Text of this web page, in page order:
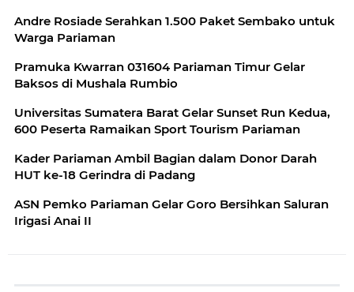
Andre Rosiade Serahkan 1.500 Paket Sembako untuk
Warga Pariaman
Pramuka Kwarran 031604 Pariaman Timur Gelar
Baksos di Mushala Rumbio
Universitas Sumatera Barat Gelar Sunset Run Kedua,
600 Peserta Ramaikan Sport Tourism Pariaman
Kader Pariaman Ambil Bagian dalam Donor Darah
HUT ke-18 Gerindra di Padang
ASN Pemko Pariaman Gelar Goro Bersihkan Saluran
Irigasi Anai II